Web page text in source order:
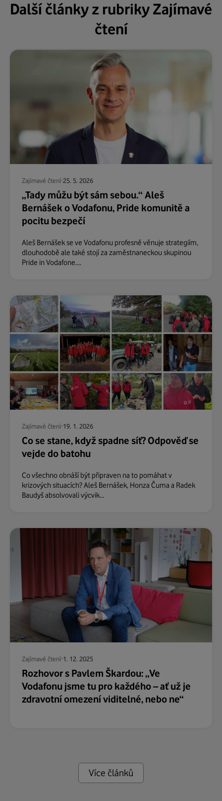
Další články z rubriky Zajímavé
čtení
Zajímavé čtení 25. 5. 2026
„Tady můžu být sám sebou.“ Aleš
Bernášek o Vodafonu, Pride komunitě a
pocitu bezpečí
Aleš Bernášek se ve Vodafonu profesně věnuje strategiím,
dlouhodobě ale také stojí za zaměstnaneckou skupinou
Pride in Vodafone....
Zajímavé čtení 19. 1. 2026
Co se stane, když spadne síť? Odpověď se
vejde do batohu
Co všechno obnáší být připraven na to pomáhat v
krizových situacích? Aleš Bernášek, Honza Čuma a Radek
Baudyš absolvovali výcvik...
Zajímavé čtení 1. 12. 2025
Rozhovor s Pavlem Škardou: „Ve
Vodafonu jsme tu pro každého – ať už je
zdravotní omezení viditelné, nebo ne“
Více článků